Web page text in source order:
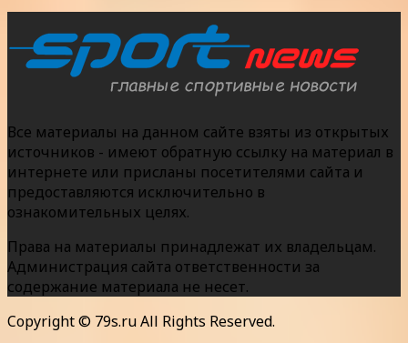
Все материалы на данном сайте взяты из открытых
источников - имеют обратную ссылку на материал в
интернете или присланы посетителями сайта и
предоставляются исключительно в
ознакомительных целях.
Права на материалы принадлежат их владельцам.
Администрация сайта ответственности за
содержание материала не несет.
Copyright © 79s.ru All Rights Reserved.